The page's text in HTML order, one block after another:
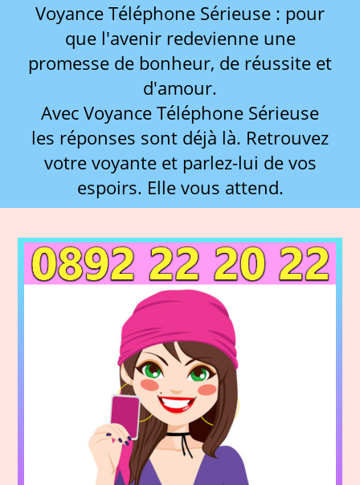
Voyance Téléphone Sérieuse : pour
que l'avenir redevienne une
promesse de bonheur, de réussite et
d'amour.
Avec Voyance Téléphone Sérieuse
les réponses sont déjà là. Retrouvez
votre voyante et parlez-lui de vos
espoirs. Elle vous attend.